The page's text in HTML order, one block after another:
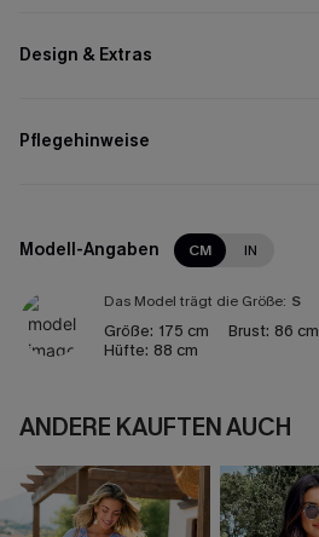
Design & Extras
Pflegehinweise
Modell-Angaben CM IN
Das Model trägt die Größe: S
Größe: 175 cm Brust: 86 cm
Hüfte: 88 cm
ANDERE KAUFTEN AUCH